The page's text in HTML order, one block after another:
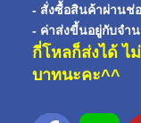
- สั่งซื้อสินค้าผ่านช่
- ค่าส่งขี้นอยู่กับจำ
กี่โหลก็ส่งได้ ไ
บาทนะคะ^^